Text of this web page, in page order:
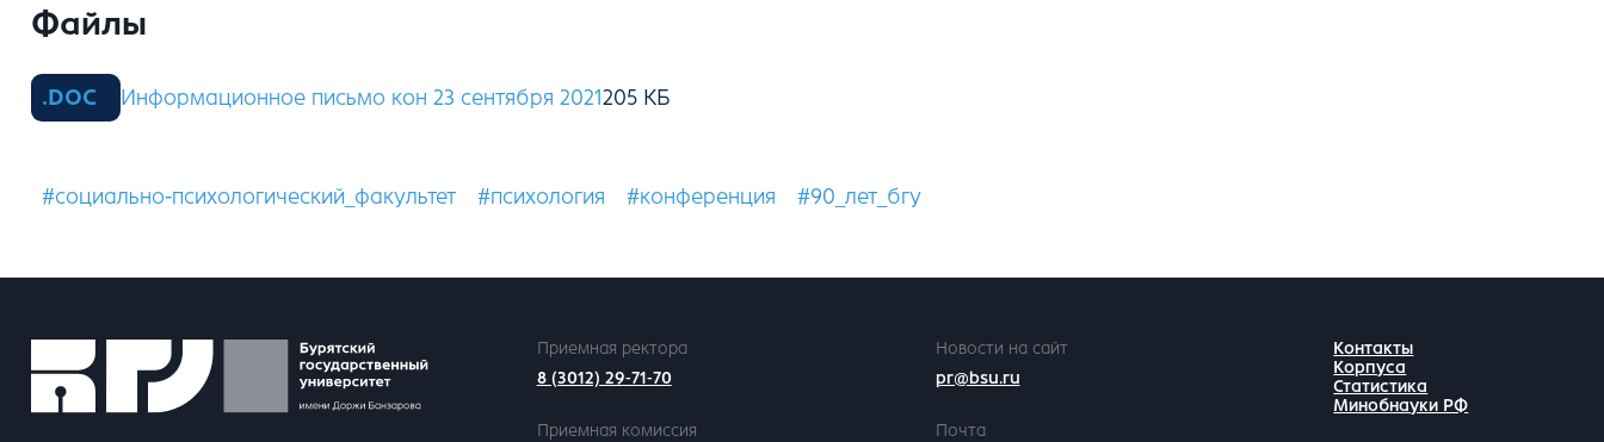
Файлы
Информационное письмо кон 23 сентября 2021
#социально-психологический_факультет #психология #конференция #90_лет_бгу
Приемная ректора
8 (3012) 29-71-70
Новости на сайт
pr@bsu.ru
Приемная комиссия Почта
Контакты
Корпуса
Статистика
Минобнауки РФ